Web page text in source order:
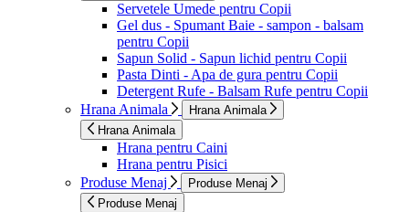
Servetele Umede pentru Copii
Gel dus - Spumant Baie - sampon - balsam
pentru Copii
Sapun Solid - Sapun lichid pentru Copii
Pasta Dinti - Apa de gura pentru Copii
Detergent Rufe - Balsam Rufe pentru Copii
Hrana Animala
Hrana Animala
Hrana Animala
Hrana pentru Caini
Hrana pentru Pisici
Produse Menaj
Produse Menaj
Produse Menaj